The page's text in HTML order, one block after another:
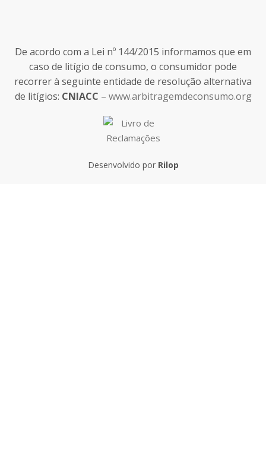
De acordo com a Lei nº 144/2015 informamos que em
caso de litígio de consumo, o consumidor pode
recorrer à seguinte entidade de resolução alternativa
de litígios: CNIACC – www.arbitragemdeconsumo.org
Desenvolvido por Rilop